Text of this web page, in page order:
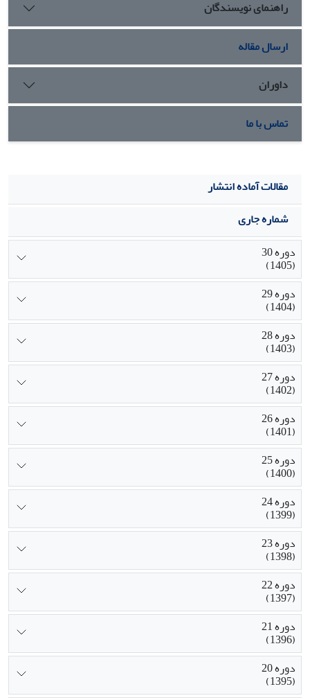
سیستم‌ها
راهنمای نویسندگان
ارسال مقاله
داوران
تماس با ما
مقالات آماده انتشار
شماره جاری
دوره 30
(1405)
دوره 29
(1404)
دوره 28
(1403)
دوره 27
(1402)
دوره 26
(1401)
دوره 25
(1400)
دوره 24
(1399)
دوره 23
(1398)
دوره 22
(1397)
دوره 21
(1396)
دوره 20
(1395)